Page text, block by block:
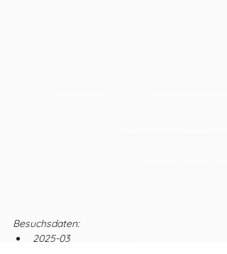
Besuchsdaten:
2025-03